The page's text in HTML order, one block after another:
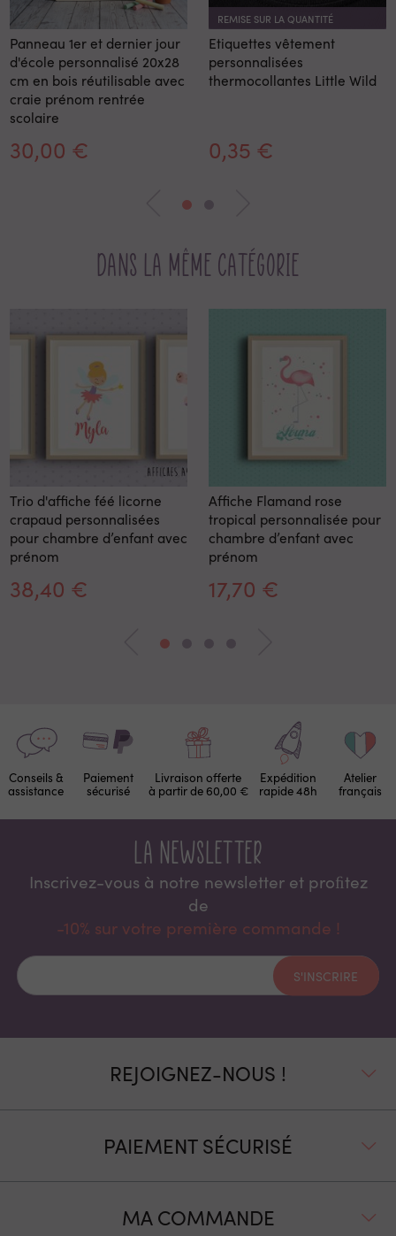
Panneau 1er et dernier jour
d'école personnalisé 20x28
cm en bois réutilisable avec
craie prénom rentrée
scolaire
30,00 €
REMISE SUR LA QUANTITÉ
Etiquettes vêtement
personnalisées
thermocollantes Little Wild
0,35 €
Dans la même catégorie
Trio d'affiche féé licorne
crapaud personnalisées
pour chambre d’enfant avec
prénom
38,40 €
Affiche Flamand rose
tropical personnalisée pour
chambre d’enfant avec
prénom
17,70 €
Conseils &
assistance
Paiement
sécurisé
Livraison offerte
à partir de 60,00 €
Expédition
rapide 48h
Atelier
français
La newsletter
Inscrivez-vous à notre newsletter et proﬁtez
de
-10% sur votre première commande !
S'INSCRIRE
REJOIGNEZ-NOUS !
PAIEMENT SÉCURISÉ
MA COMMANDE